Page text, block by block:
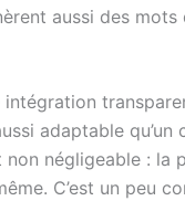
aussi des mots
adaptable qu’un
négligeable : la
C’est un peu